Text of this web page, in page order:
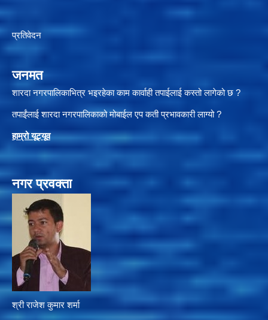
प्रतिवेदन
जनमत
शारदा नगरपालिकाभित्र भइरहेका काम कार्वाही तपाईलाई कस्तो लागेको छ ?
तपाईंलाई शारदा नगरपालिकाको मोबाईल एप कती प्रभावकारी लाग्यो ?
हाम्रो यूट्यूव
नगर प्रवक्ता
श्री राजेश कुमार शर्मा